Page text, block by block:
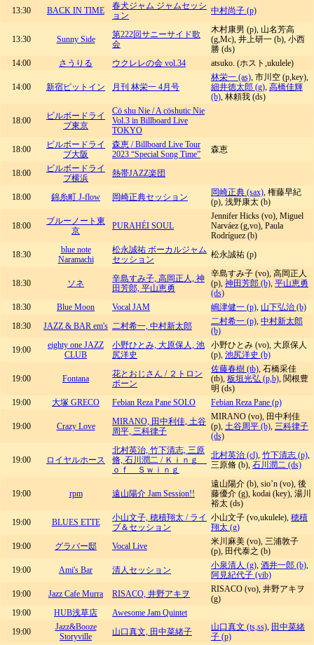
13:30
BACK IN TIME
春犬ジャム ジャムセッシ
ョン
中村尚子 (p)
13:30 Sunny Side
第222回サニーサイド歌
会
木村康男 (p), 山名芳高
(g,Mc), 井上研一 (b), 小西
勝 (ds)
14:00
さうりる ウクレレの会 vol.34 atsuko. (ホスト,ukulele)
14:00 新宿ピットイン 月刊 林栄一 4月号
林栄一 (as), 市川空 (p,key),
細井徳太郎 (g), 高橋佳輝
(b), 林頼我 (ds)
18:00
ビルボードライ
ブ東京
Cö shu Nie / A cöshutic Nie
Vol.3 in Billboard Live
TOKYO
18:00
ビルボードライ
ブ大阪
森恵 / Billboard Live Tour
2023 “Special Song Time”
森恵
18:00
ビルボードライ
ブ横浜
熱帯JAZZ楽団
18:00 錦糸町 J-flow 岡崎正典セッション 岡崎正典 (sax), 権藤早紀
(p), 浅野康太 (b)
18:00
ブルーノート東
京
PURAHÉI SOUL
Jennifer Hicks (vo), Miguel
Narváez (g,vo), Paula
Rodríguez (b)
18:30
blue note
Naramachi
松永誠祐 ボーカルジャム
セッション
松永誠祐 (p)
18:30 ソネ
辛島すみ子, 高岡正人, 神
田芳郎, 平山恵勇
辛島すみ子 (vo), 高岡正人
(p), 神田芳郎 (b), 平山恵勇
(ds)
18:30
Blue Moon Vocal JAM 嶋津健一 (p), 山下弘治 (b)
18:30
JAZZ & BAR em's 二村希一, 中村新太郎 二村希一 (p), 中村新太郎
(b)
19:00
eighty one JAZZ
CLUB
小野ひとみ, 大原保人, 池
尻洋史
小野ひとみ (vo), 大原保人
(p), 池尻洋史 (b)
19:00 Fontana
花とおじさん / ２トロン
ボーン
佐藤春樹 (tb), 石橋采佳
(tb), 板垣光弘 (p,b), 関根豊
明 (ds)
19:00
大塚 GRECO Febian Reza Pane SOLO Febian Reza Pane (p)
19:00 Crazy Love
MIRANO, 田中利佳, 土谷
周平, 三科律子
MIRANO (vo), 田中利佳
(p), 土谷周平 (b), 三科律子
(ds)
19:00 ロイヤルホース
北村英治, 竹下清志, 三原
脩, 石川潤二 / Ｋｉｎｇ
ｏｆ Ｓｗｉｎｇ
北村英治 (cl), 竹下清志 (p),
三原脩 (b), 石川潤二 (ds)
19:00 rpm 遠山陽介 Jam Session!!
遠山陽介 (b), sio’n (vo), 後
藤優介 (g), kodai (key), 湯川
裕太 (ds)
19:00
BLUES ETTE
小山文子, 穂積翔太 / ライ
ブ＆セッション
小山文子 (vo,ukulele), 穂積
翔太 (g)
19:00
グラバー邸 Vocal Live
米川麻美 (vo), 三浦敦子
(p), 田代泰之 (b)
19:00
Ami's Bar 清人セッション 小泉清人 (g), 酒井一郎 (b),
阿見紀代子 (vib)
19:00
Jazz Cafe Murra RISACO, 井野アキヲ
RISACO (vo), 井野アキヲ
(g)
19:00
HUB浅草店
Awesome Jam Quintet
19:00
Jazz&Booze
Storyville
山口真文, 田中菜緒子 山口真文 (ts,ss), 田中菜緒
子 (p)